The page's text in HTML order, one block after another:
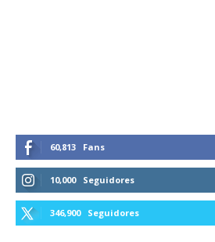
60,813 Fans
10,000 Seguidores
346,900 Seguidores